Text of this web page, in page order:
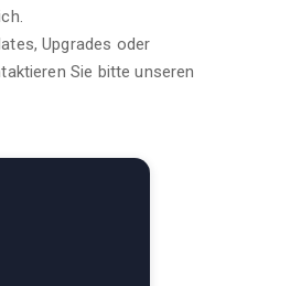
Upgrades oder
Sie bitte unseren